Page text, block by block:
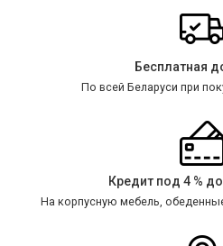
Бесплатная
По всей Беларуси при
Кредит под 4 %
На корпусную мебель,